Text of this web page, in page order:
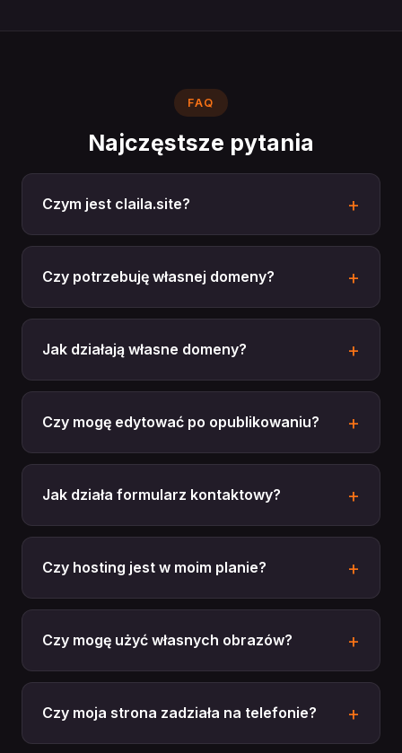
FAQ
Najczęstsze pytania
Czym jest claila.site?
Czy potrzebuję własnej domeny?
Jak działają własne domeny?
Czy mogę edytować po opublikowaniu?
Jak działa formularz kontaktowy?
Czy hosting jest w moim planie?
Czy mogę użyć własnych obrazów?
Czy moja strona zadziała na telefonie?